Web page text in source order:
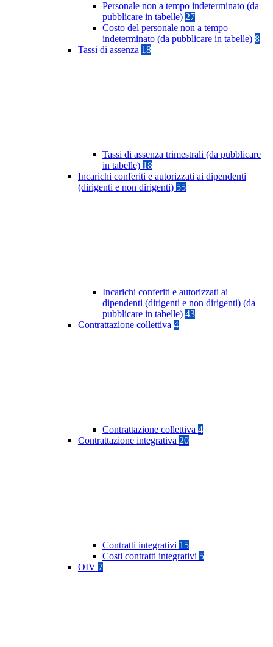
Personale non a tempo indeterminato (da
pubblicare in tabelle) 27
Costo del personale non a tempo
indeterminato (da pubblicare in tabelle) 8
Tassi di assenza 18
Tassi di assenza trimestrali (da pubblicare
in tabelle) 18
Incarichi conferiti e autorizzati ai dipendenti
(dirigenti e non dirigenti) 55
Incarichi conferiti e autorizzati ai
dipendenti (dirigenti e non dirigenti) (da
pubblicare in tabelle) 43
Contrattazione collettiva 4
Contrattazione collettiva 4
Contrattazione integrativa 20
Contratti integrativi 15
Costi contratti integrativi 5
OIV 7